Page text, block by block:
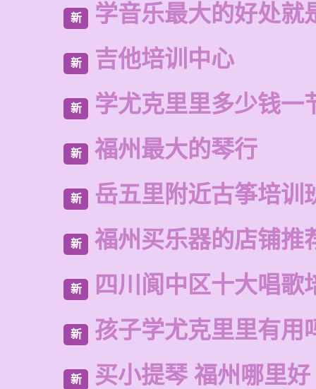
新 学音乐最大的好处就
新 吉他培训中心
新 学尤克里里多少钱一
新 福州最大的琴行
新 岳五里附近古筝培训
新 福州买乐器的店铺推
新 四川阆中区十大唱歌
新 孩子学尤克里里有用
新 买小提琴 福州哪里好